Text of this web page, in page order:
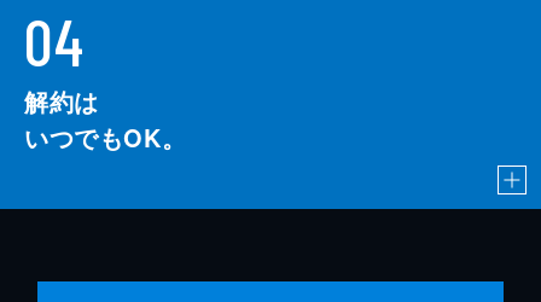
04
解約は
いつでもOK。